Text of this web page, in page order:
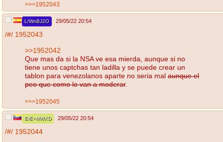
>>>1952043
L/WnBJ2O 29/05/22 20:54
/#/ 1952043
>>1952042
Que mas da si la NSA ve esa mierda, aunque si no
tiene unos captchas tan ladilla y se puede crear un
tablon para venezolanos aparte no seria mal aunque el
peo que como lo van a moderar.
>>>1952045
ErE+MWXD 29/05/22 20:54
/#/ 1952044